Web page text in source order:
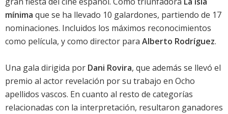
mínima que se ha llevado 10 galardones, partiendo de 17
nominaciones. Incluidos los máximos reconocimientos
como película, y como director para Alberto Rodríguez.
Una gala dirigida por Dani Rovira, que además se llevó el
premio al actor revelación por su trabajo en Ocho
apellidos vascos. En cuanto al resto de categorías
relacionadas con la interpretación, resultaron ganadores